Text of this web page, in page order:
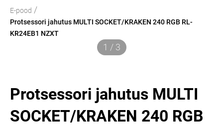
E-pood /
Protsessori jahutus MULTI SOCKET/KRAKEN 240 RGB RL-
KR24EB1 NZXT
1 / 3
Protsessori jahutus MULTI
SOCKET/KRAKEN 240 RGB